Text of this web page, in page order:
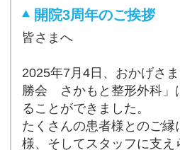
開院3周年のご挨拶
皆さまへ
2025年7月4日、おかげさ
勝会 さかもと整形外科」
ることができました。
たくさんの患者様とのご縁
様、そしてスタッフに支え